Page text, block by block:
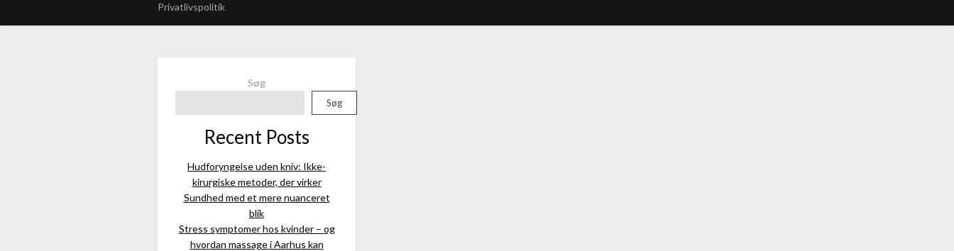
Privatlivspolitik
Søg
Søg
Recent Posts
Hudforyngelse uden kniv: Ikke-
kirurgiske metoder, der virker
Sundhed med et mere nuanceret
blik
Stress symptomer hos kvinder – og
hvordan massage i Aarhus kan